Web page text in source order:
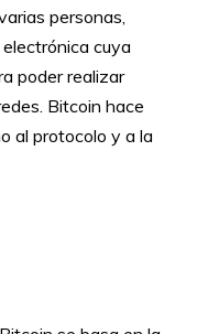
personas,
cuya
poder realizar
Bitcoin hace
al protocolo y a la